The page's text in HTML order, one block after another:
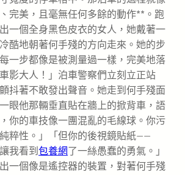
完美，且毫無任何多餘的動作**。跑
一個全身黑色皮衣的女人，她戴著一
酷地朝著何手殘的方向走來。她的步
一步都像是被測量過一樣，完美地落
影大人！」泊車警察們立刻立正站
抖著不敢發出聲音。她走到何手殘面
眼他那輛垂直貼在牆上的掀背車，語
你的車技像一團混亂的毛線球。你污
粹性。」「但你的後視鏡貼紙——
我看到 包養網了一絲愚蠢的勇氣。」
一個像是遙控器的裝置，對著何手殘